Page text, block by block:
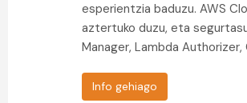
esperientzia baduzu. AWS
aztertuko duzu, eta
Manager, Lambda
Info gehiago